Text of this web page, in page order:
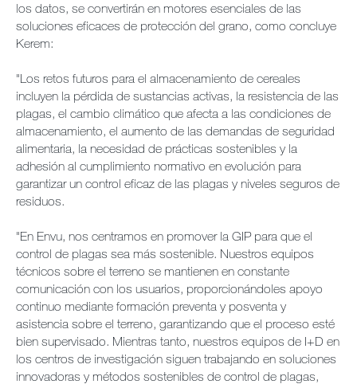
los datos, se convertirán en motores esenciales de las
soluciones eficaces de protección del grano, como concluye
Kerem:
"Los retos futuros para el almacenamiento de cereales
incluyen la pérdida de sustancias activas, la resistencia de las
plagas, el cambio climático que afecta a las condiciones de
almacenamiento, el aumento de las demandas de seguridad
alimentaria, la necesidad de prácticas sostenibles y la
adhesión al cumplimiento normativo en evolución para
garantizar un control eficaz de las plagas y niveles seguros de
residuos.
"En Envu, nos centramos en promover la GIP para que el
control de plagas sea más sostenible. Nuestros equipos
técnicos sobre el terreno se mantienen en constante
comunicación con los usuarios, proporcionándoles apoyo
continuo mediante formación preventa y posventa y
asistencia sobre el terreno, garantizando que el proceso esté
bien supervisado. Mientras tanto, nuestros equipos de I+D en
los centros de investigación siguen trabajando en soluciones
innovadoras y métodos sostenibles de control de plagas,